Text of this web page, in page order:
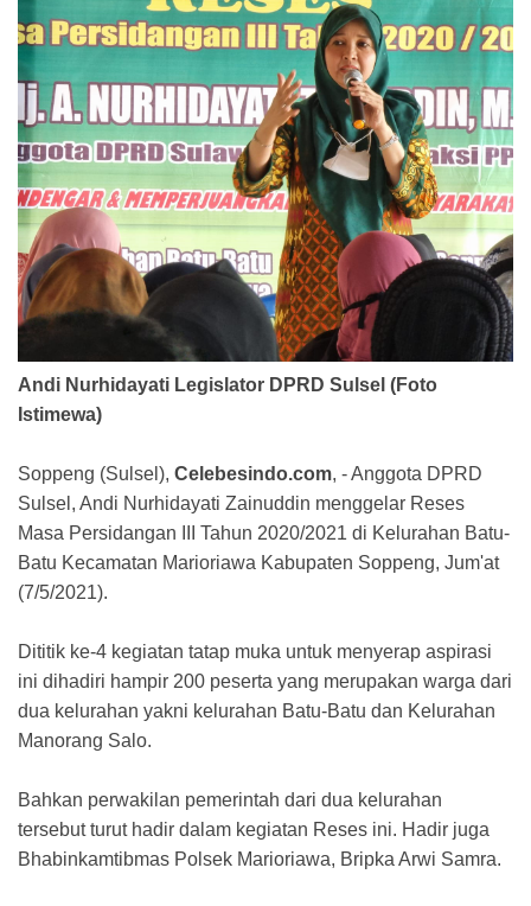
Andi Nurhidayati Legislator DPRD Sulsel (Foto
Istimewa)
Soppeng (Sulsel), Celebesindo.com, - Anggota DPRD
Sulsel, Andi Nurhidayati Zainuddin menggelar Reses
Masa Persidangan III Tahun 2020/2021 di Kelurahan Batu-
Batu Kecamatan Marioriawa Kabupaten Soppeng, Jum'at
(7/5/2021).
Dititik ke-4 kegiatan tatap muka untuk menyerap aspirasi
ini dihadiri hampir 200 peserta yang merupakan warga dari
dua kelurahan yakni kelurahan Batu-Batu dan Kelurahan
Manorang Salo.
Bahkan perwakilan pemerintah dari dua kelurahan
tersebut turut hadir dalam kegiatan Reses ini. Hadir juga
Bhabinkamtibmas Polsek Marioriawa, Bripka Arwi Samra.